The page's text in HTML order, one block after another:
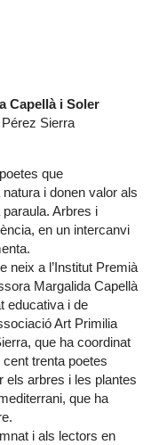
Capellà i Soler
Sierra
que
natura i donen valor als
Arbres i
en un intercanvi
neix a l’Institut Premià
Margalida Capellà
educativa i de
Art Primilia
que ha coordinat
trenta poetes
els arbres i les plantes
que ha
i als lectors en